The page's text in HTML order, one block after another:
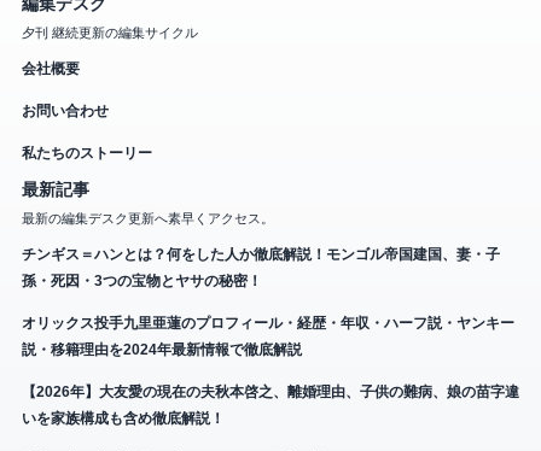
夕刊 継続更新の編集サイクル
会社概要
お問い合わせ
私たちのストーリー
最新記事
最新の編集デスク更新へ素早くアクセス。
チンギス＝ハンとは？何をした人か徹底解説！モンゴル帝国建国、妻・子
孫・死因・3つの宝物とヤサの秘密！
オリックス投手九里亜蓮のプロフィール・経歴・年収・ハーフ説・ヤンキー
説・移籍理由を2024年最新情報で徹底解説
【2026年】大友愛の現在の夫秋本啓之、離婚理由、子供の難病、娘の苗字違
いを家族構成も含め徹底解説！